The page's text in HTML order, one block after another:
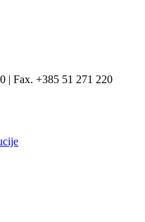
| Fax. +385 51 271 220